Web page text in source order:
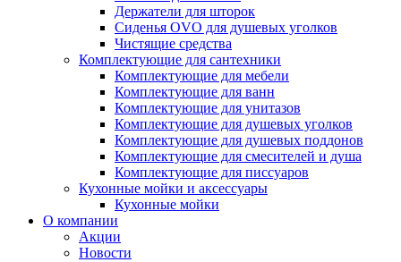
Держатели для шторок
Сиденья OVO для душевых уголков
Чистящие средства
Комплектующие для сантехники
Комплектующие для мебели
Комплектующие для ванн
Комплектующие для унитазов
Комплектующие для душевых уголков
Комплектующие для душевых поддонов
Комплектующие для смесителей и душа
Комплектующие для писсуаров
Кухонные мойки и аксессуары
Кухонные мойки
О компании
Акции
Новости